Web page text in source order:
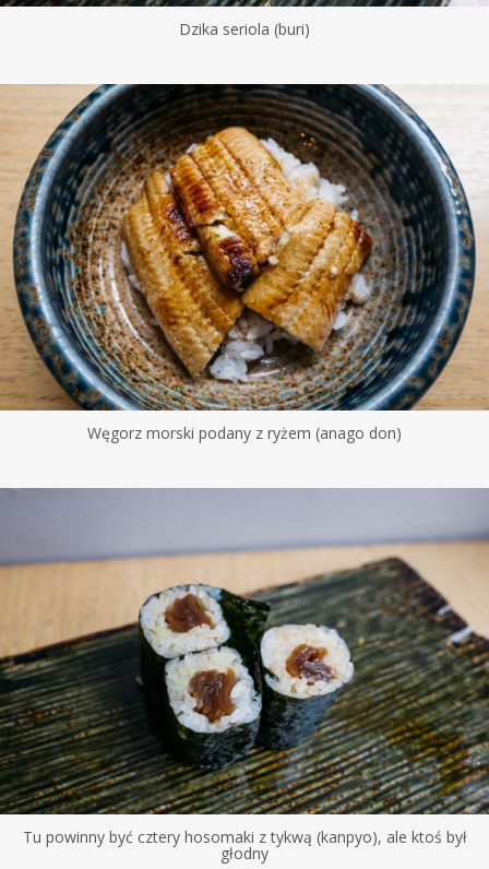
Dzika seriola (buri)
Węgorz morski podany z ryżem (anago don)
Tu powinny być cztery hosomaki z tykwą (kanpyo), ale ktoś był
głodny